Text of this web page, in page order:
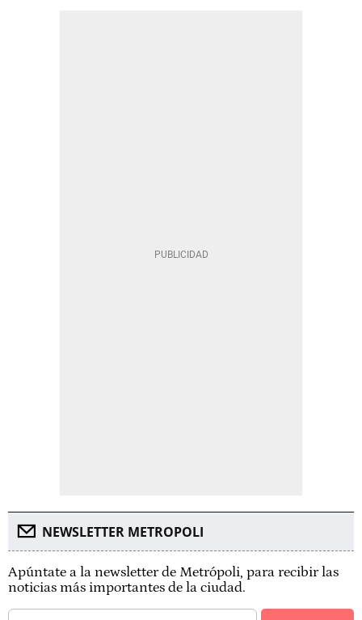
NEWSLETTER METROPOLI
Apúntate a la newsletter de Metrópoli, para recibir las
noticias más importantes de la ciudad.